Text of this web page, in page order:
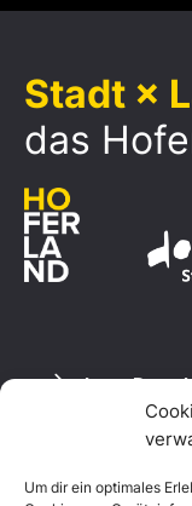
Um dir ein optimales
Stadt ×
das
Logo
Datenschutzerklärung